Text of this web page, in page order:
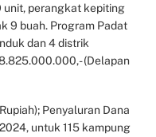
unit, perangkat kepiting
9 buah. Program Padat
dan 4 distrik
(Delapan
Penyaluran Dana
untuk 115 kampung